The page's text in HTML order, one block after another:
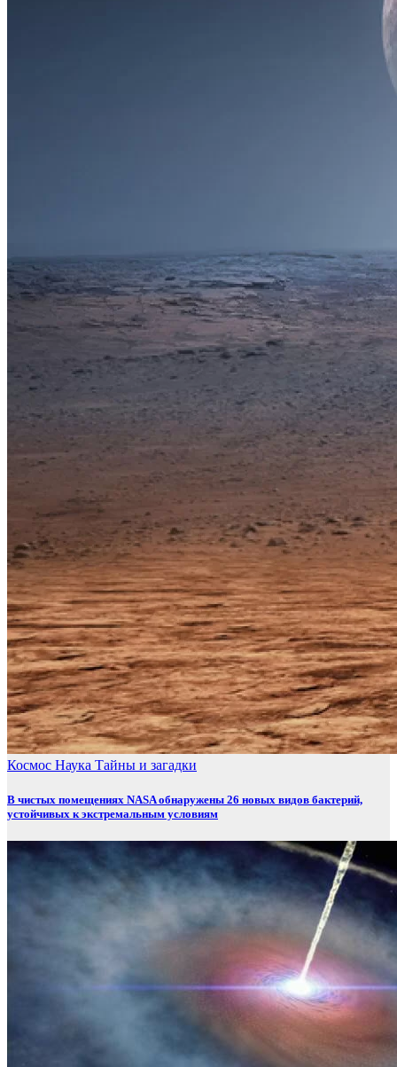
Космос Наука Тайны и загадки
В чистых помещениях NASA обнаружены 26 новых видов бактерий,
устойчивых к экстремальным условиям